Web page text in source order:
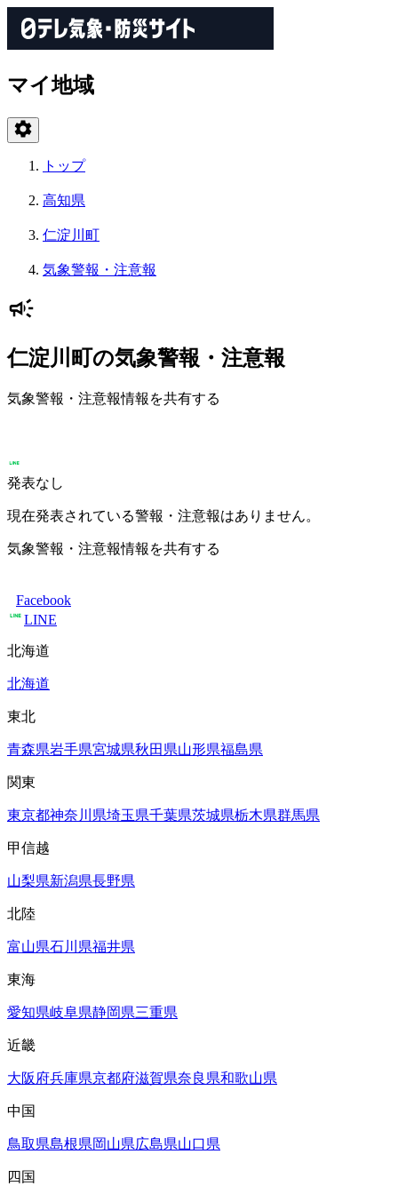
マイ地域
トップ
高知県
仁淀川町
気象警報・注意報
仁淀川町の気象警報・注意報
気象警報・注意報情報を共有する
発表なし
現在発表されている警報・注意報はありません。
気象警報・注意報情報を共有する
Facebook
LINE
北海道
北海道
東北
青森県岩手県宮城県秋田県山形県福島県
関東
東京都神奈川県埼玉県千葉県茨城県栃木県群馬県
甲信越
山梨県新潟県長野県
北陸
富山県石川県福井県
東海
愛知県岐阜県静岡県三重県
近畿
大阪府兵庫県京都府滋賀県奈良県和歌山県
中国
鳥取県島根県岡山県広島県山口県
四国